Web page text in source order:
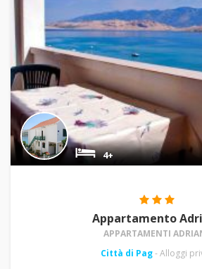
4+
Appartamento
APPARTAMENTI
Città di Pag- Alloggi